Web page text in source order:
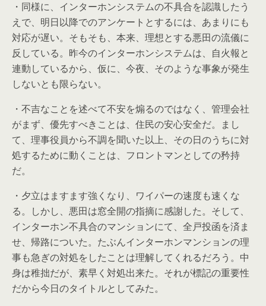
・同様に、インターホンシステムの不具合を認識したう
えで、明日以降でのアンケートとするには、あまりにも
対応が遅い。そもそも、本来、理想とする悪田の流儀に
反している。昨今のインターホンシステムは、自火報と
連動しているから、仮に、今夜、そのような事象が発生
しないとも限らない。
・不吉なことを述べて不安を煽るのではなく、管理会社
がまず、優先すべきことは、住民の安心安全だ。まし
て、理事役員から不調を聞いた以上、その日のうちに対
処するために動くことは、フロントマンとしての矜持
だ。
・夕立はますます強くなり、ワイパーの速度も速くな
る。しかし、悪田は窓全開の指摘に感謝した。そして、
インターホン不具合のマンションにて、全戸投函を済ま
せ、帰路についた。たぶんインターホンマンションの理
事も急ぎの対処をしたことは理解してくれるだろう。中
身は稚拙だが、素早く対処出来た。それが標記の重要性
だから今日のタイトルとしてみた。